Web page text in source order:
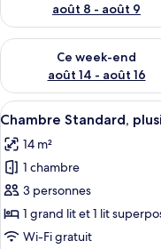
août 8 - août 9
Ce week-end
août 14 - août 16
Vérifier la disponibilité
Afficher
toutes
les
photos
pour
ce
type
4
Chambre Standard,
14 m²
1 chambre
3 personnes
1 grand lit et 1 lit
Wi-Fi gratuit